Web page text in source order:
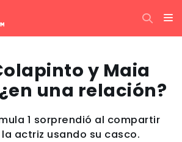
y Maia
una relación?
1 sorprendió al compartir
actriz usando su casco.